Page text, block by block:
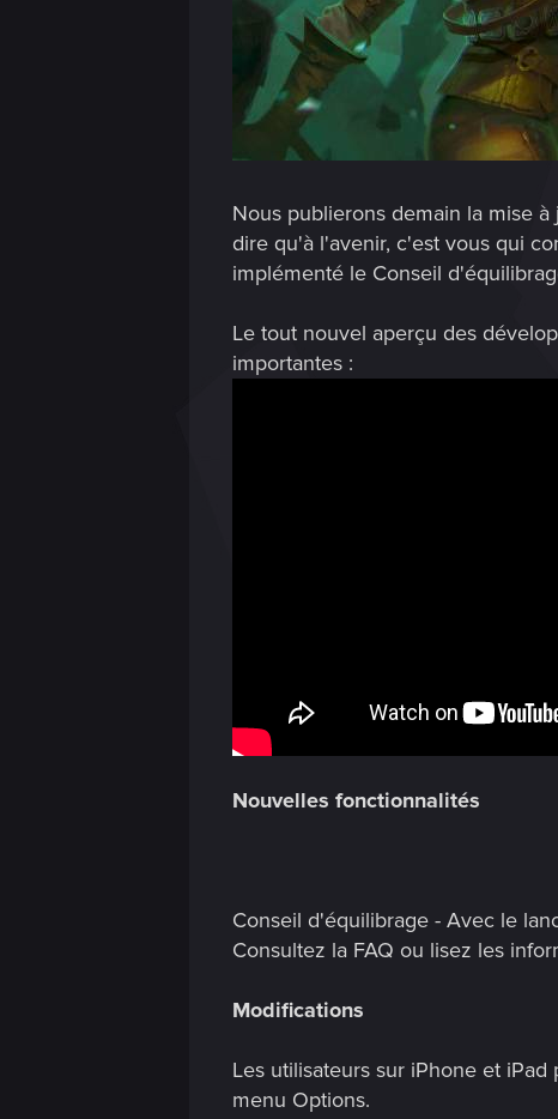
Nous publierons demain la mise à
dire qu'à l'avenir, c'est vous qui
implémenté le Conseil
Le tout nouvel aperçu des
importantes :
Nouvelles fonctionnalités
Conseil d'équilibrage - Avec le
Consultez la FAQ ou lisez les
Modifications
Les utilisateurs sur iPhone et
menu Options.